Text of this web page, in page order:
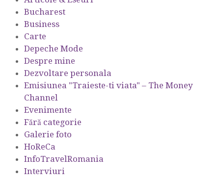
Bucharest
Business
Carte
Depeche Mode
Despre mine
Dezvoltare personala
Emisiunea "Traieste-ti viata" – The Money
Channel
Evenimente
Fără categorie
Galerie foto
HoReCa
InfoTravelRomania
Interviuri